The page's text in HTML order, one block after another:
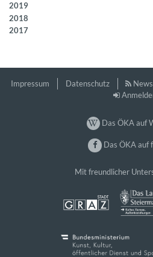
2019
2018
2017
Impressum Datenschutz
Das ÖKA auf
Das ÖKA auf
Mit freundlicher